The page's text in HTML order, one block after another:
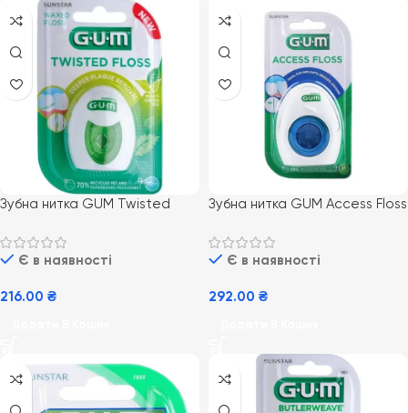
Зубна нитка GUM Twisted
для щоденної гігієни
Є в наявності
216.00 ₴
Зубна нитка GUM Access Floss
чищення міжзубних проміжків
Є в наявності
292.00 ₴